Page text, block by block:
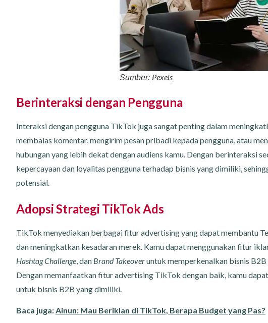
Sumber: Pexels
Berinteraksi dengan Pengguna
Interaksi dengan pengguna TikTok juga sangat penting dalam
membalas komentar, mengirim pesan pribadi kepada pengguna, atau
hubungan yang lebih dekat dengan audiens kamu. Dengan berinteraksi
kepercayaan dan loyalitas pengguna terhadap bisnis yang dimiliki,
potensial.
Adopsi Strategi TikTok Ads
TikTok menyediakan berbagai fitur advertising yang dapat membantu
dan meningkatkan kesadaran merek. Kamu dapat menggunakan fitur
Hashtag Challenge, dan Brand Takeoveruntuk memperkenalkan bisnis
Dengan memanfaatkan fitur advertising TikTok dengan baik, kamu
untuk bisnis B2B yang dimiliki.
Baca juga:Ainun: Mau Beriklan di TikTok, Berapa Budget yang Pas?